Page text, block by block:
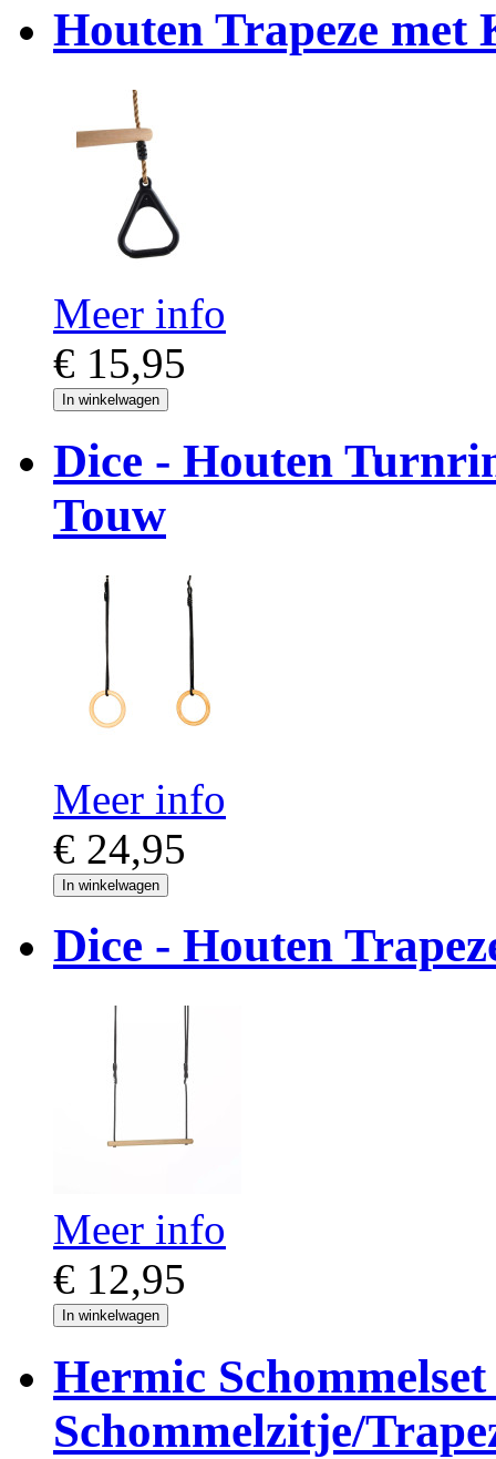
Houten Trapeze
Meer info
€ 15,95
In winkelwagen
Dice - Houten
Touw
Meer info
€ 24,95
In winkelwagen
Dice - Houten
Meer info
€ 12,95
In winkelwagen
Hermic
Schommelzitje/